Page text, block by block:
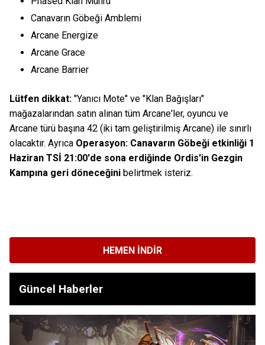
Canavarın Göbeği Amblemi
Arcane Energize
Arcane Grace
Arcane Barrier
Lütfen dikkat: "Yanıcı Mote" ve "Klan Bağışları"
mağazalarından satın alınan tüm Arcane'ler, oyuncu ve
Arcane türü başına 42 (iki tam geliştirilmiş Arcane) ile sınırlı
olacaktır. Ayrıca Operasyon: Canavarın Göbeği etkinliği 1
Haziran TSİ 21:00'de sona erdiğinde Ordis'in Gezgin
Kampına geri döneceğini belirtmek isteriz.
HEMEN İNDIR
Güncel Haberler